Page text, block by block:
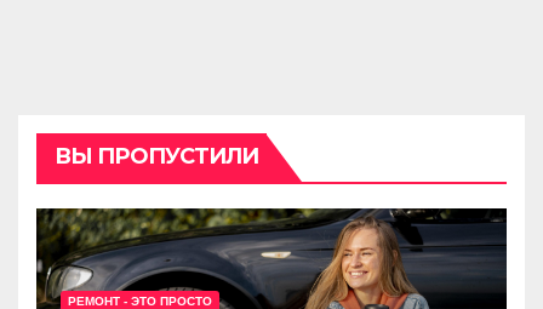
ВЫ ПРОПУСТИЛИ
РЕМОНТ - ЭТО ПРОСТО